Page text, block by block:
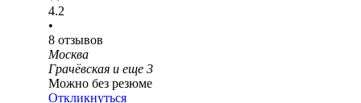
4.2
•
8 отзывов
Москва
Грачёвская и еще 3
Можно без резюме
Откликнуться